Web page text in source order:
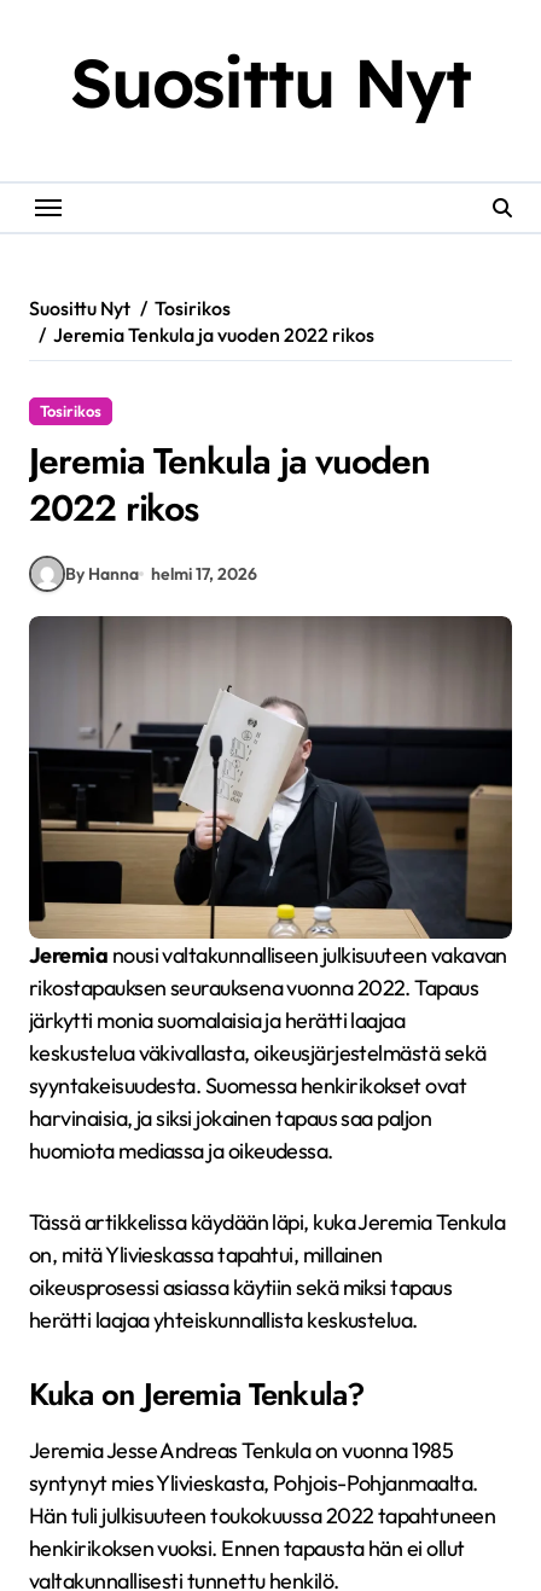
Suosittu Nyt
Suosittu Nyt
Tosirikos
Jeremia Tenkula ja vuoden 2022 rikos
Tosirikos
Jeremia Tenkula ja vuoden
2022 rikos
By Hanna helmi 17, 2026
Jeremia nousi valtakunnalliseen julkisuuteen vakavan
rikostapauksen seurauksena vuonna 2022. Tapaus
järkytti monia suomalaisia ja herätti laajaa
keskustelua väkivallasta, oikeusjärjestelmästä sekä
syyntakeisuudesta. Suomessa henkirikokset ovat
harvinaisia, ja siksi jokainen tapaus saa paljon
huomiota mediassa ja oikeudessa.
Tässä artikkelissa käydään läpi, kuka Jeremia Tenkula
on, mitä Ylivieskassa tapahtui, millainen
oikeusprosessi asiassa käytiin sekä miksi tapaus
herätti laajaa yhteiskunnallista keskustelua.
Kuka on Jeremia Tenkula?
Jeremia Jesse Andreas Tenkula on vuonna 1985
syntynyt mies Ylivieskasta, Pohjois-Pohjanmaalta.
Hän tuli julkisuuteen toukokuussa 2022 tapahtuneen
henkirikoksen vuoksi. Ennen tapausta hän ei ollut
valtakunnallisesti tunnettu henkilö.